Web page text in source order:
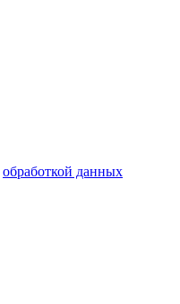
обработкой данных